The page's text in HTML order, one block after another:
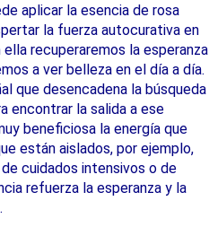
aplicar la esencia de rosa
la fuerza autocurativa en
recuperaremos la esperanza
a ver belleza en el día a día.
que desencadena la búsqueda
encontrar la salida a ese
beneficiosa la energía que
están aislados, por ejemplo,
cuidados intensivos o de
refuerza la esperanza y la